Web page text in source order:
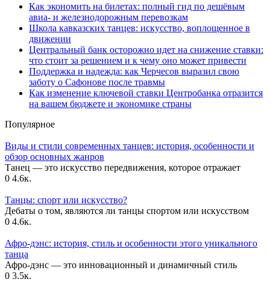
Как экономить на билетах: полный гид по дешёвым
авиа- и железнодорожным перевозкам
Школа кавказских танцев: искусство, воплощенное в
движении
Центральный банк осторожно идет на снижение ставки:
что стоит за решением и к чему оно может привести
Поддержка и надежда: как Черчесов выразил свою
заботу о Сафонове после травмы
Как изменение ключевой ставки Центробанка отразится
на вашем бюджете и экономике страны
Популярное
Виды и стили современных танцев: история, особенности и
обзор основных жанров
Танец — это искусство передвижения, которое отражает
0 4.6к.
Танцы: спорт или искусство?
Дебаты о том, являются ли танцы спортом или искусством
0 4.6к.
Афро-дэнс: история, стиль и особенности этого уникального
танца
Афро-дэнс — это инновационный и динамичный стиль
0 3.5к.